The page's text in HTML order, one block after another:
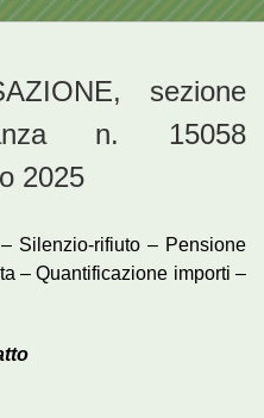
sezione
n. 15058
2025
Silenzio-rifiuto – Pensione
– Quantificazione importi –